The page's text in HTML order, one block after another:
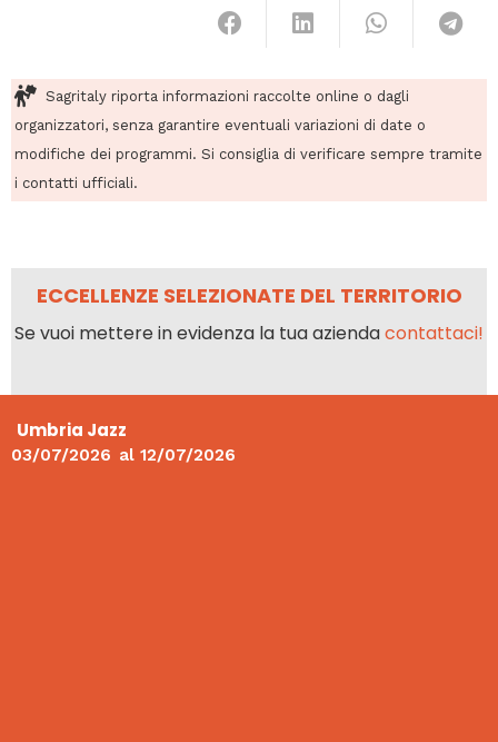
Sagritaly riporta informazioni raccolte online o dagli
organizzatori, senza garantire eventuali variazioni di date o
modifiche dei programmi. Si consiglia di verificare sempre tramite
i contatti ufficiali.
ECCELLENZE SELEZIONATE DEL TERRITORIO
Se vuoi mettere in evidenza la tua aziendacontattaci!
Umbria Jazz
03/07/2026 al 12/07/2026